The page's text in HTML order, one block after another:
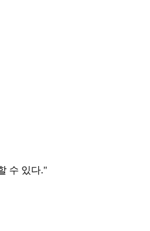
수 있다."